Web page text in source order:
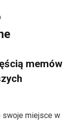
memów
swoje miejsce w